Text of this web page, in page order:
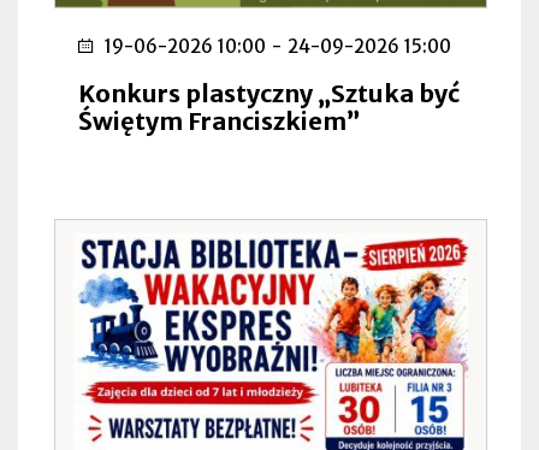
19-06-2026 10:00 - 24-09-2026 15:00
Konkurs plastyczny „Sztuka być
Świętym Franciszkiem”